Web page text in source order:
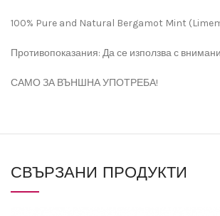
100% Pure and Natural Bergamot Mint
Проти­вопоказания: Да се използва с
САМО ЗА ВЪНШНА УПОТРЕБА!
СВЪРЗАНИ ПРОДУКТИ